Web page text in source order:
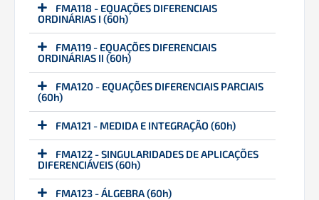
FMA118 - EQUAÇÕES DIFERENCIAIS
ORDINÁRIAS I (60h)
FMA119 - EQUAÇÕES DIFERENCIAIS
ORDINÁRIAS II (60h)
FMA120 - EQUAÇÕES DIFERENCIAIS PARCIAIS
(60h)
FMA121 - MEDIDA E INTEGRAÇÃO (60h)
FMA122 - SINGULARIDADES DE APLICAÇÕES
DIFERENCIÁVEIS (60h)
FMA123 - ÁLGEBRA (60h)